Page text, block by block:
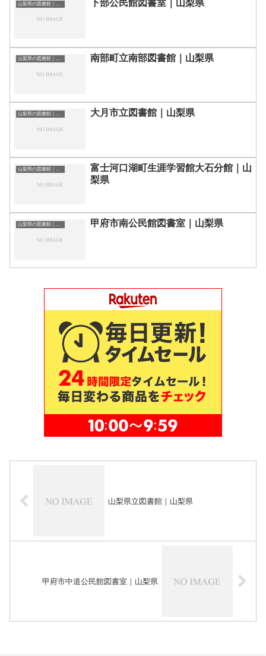
下部公民館図書室｜山梨県
山梨県の図書館｜勉強できる場所 南部町立南部図書館｜山梨県
山梨県の図書館｜勉強できる場所 大月市立図書館｜山梨県
山梨県の図書館｜勉強できる場所
富士河口湖町生涯学習館大石分館｜山
梨県
山梨県の図書館｜勉強できる場所 甲府市南公民館図書室｜山梨県
山梨県立図書館｜山梨県
甲府市中道公民館図書室｜山梨県